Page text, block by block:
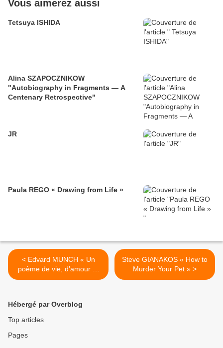
Vous aimerez aussi
Tetsuya ISHIDA
Alina SZAPOCZNIKOW
"Autobiography in Fragments — A
Centenary Retrospective"
JR
Paula REGO « Drawing from Life »
< Edvard MUNCH « Un
poème de vie, d’amour et
de mort »
Steve GIANAKOS « How to
Murder Your Pet » >
Hébergé par Overblog
Top articles
Pages